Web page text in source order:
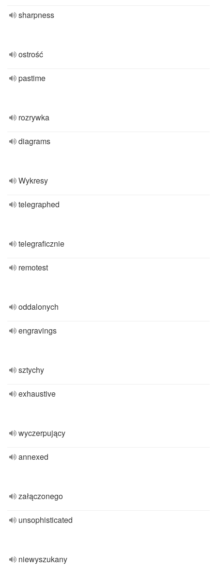
sharpness
ostrość
pastime
rozrywka
diagrams
Wykresy
telegraphed
telegraficznie
remotest
oddalonych
engravings
sztychy
exhaustive
wyczerpujący
annexed
załączonego
unsophisticated
niewyszukany